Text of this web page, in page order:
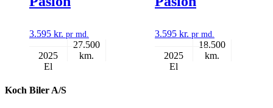
3.595 kr.
2025
27.500
El
3.595 kr.
2025
18.500
El
Koch Biler A/S